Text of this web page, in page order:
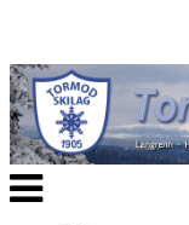
Veksle
navigasjon